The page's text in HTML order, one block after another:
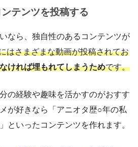
テンツを投稿する
なら、独自性のあるコンテンツが
はさまざまな動画が投稿されてお
ければ埋もれてしまうためです。
の経験や趣味を活かすのがおすす
が好きなら「アニオタ歴○年の私
といったコンテンツを作れます。